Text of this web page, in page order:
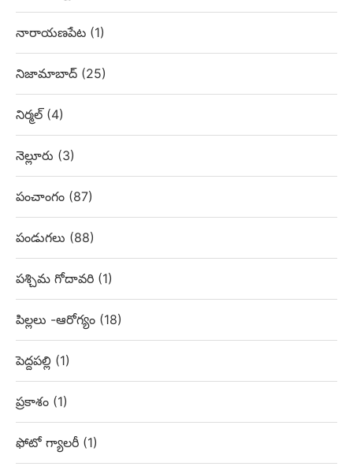
నారాయణపేట (1)
నిజామాబాద్ (25)
నిర్మల్ (4)
నెల్లూరు (3)
పంచాంగం (87)
పండుగలు (88)
పశ్చిమ గోదావరి (1)
పిల్లలు -ఆరోగ్యం (18)
పెద్దపల్లి (1)
ప్రకాశం (1)
ఫోటో గ్యాలరీ (1)